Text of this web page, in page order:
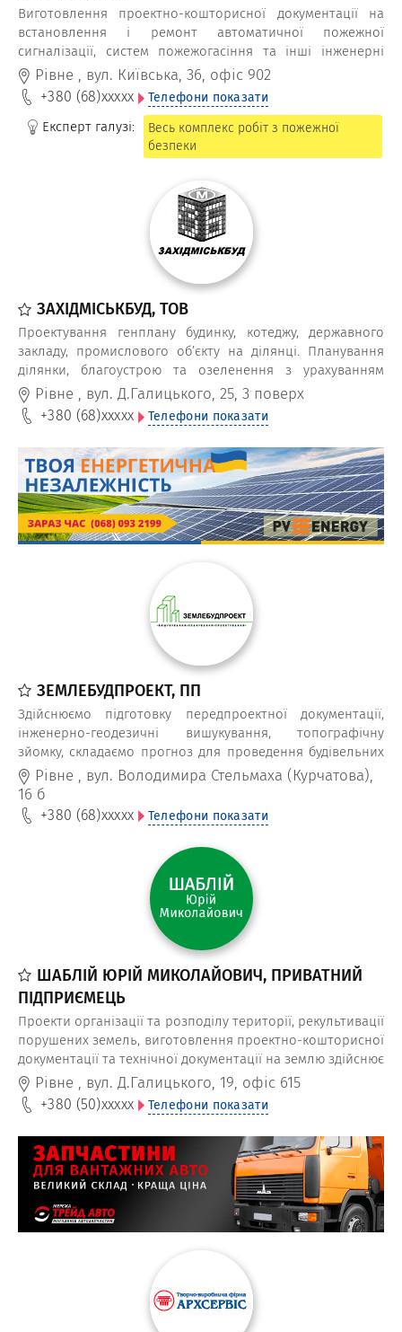
Виготовлення проектно-кошторисної документації на
встановлення і ремонт автоматичної пожежної
сигналізації, систем пожежогасіння та інші інженерні
мережі, аудит пожежної безпеки на етапі проектування
будівель виконає Арктур для встановлення відповідності
приміщень нормативним вимогам прожежної безпеки,
отримання заключення про незалежну оцінку пожежних
Рівне , вул. Київська, 36, офіс 902
+380 (68)xxxxx Телефони показати
Експерт галузі:
Весь комплекс робіт з пожежної
безпеки
ЗАХІДМІСЬКБУД, ТОВ
Проектування генплану будинку, котеджу, державного
закладу, промислового об’єкту на ділянці. Планування
ділянки, благоустрою та озеленення з урахуванням
геодезичних особливостей, інженерних комунікацій та
червоних ліній.
Рівне , вул. Д.Галицького, 25, 3 поверх
+380 (68)xxxxx Телефони показати
ЗЕМЛЕБУДПРОЕКТ, ПП
Здійснюємо підготовку передпроектної документації,
інженерно-геодезичні вишукування, топографічну
зйомку, складаємо прогноз для проведення будівельних
робіт.Рівне , вул. Володимира Стельмаха (Курчатова),
16 б
+380 (68)xxxxx Телефони показати
ШАБЛІЙ ЮРІЙ МИКОЛАЙОВИЧ, ПРИВАТНИЙ
ПІДПРИЄМЕЦЬ
Проекти організації та розподілу території, рекультивації
порушених земель, виготовлення проектно-кошторисної
документації та технічної документації на землю здійснює
ПП Шаблій Юрій Миколайович
Рівне , вул. Д.Галицького, 19, офіс 615
+380 (50)xxxxx Телефони показати